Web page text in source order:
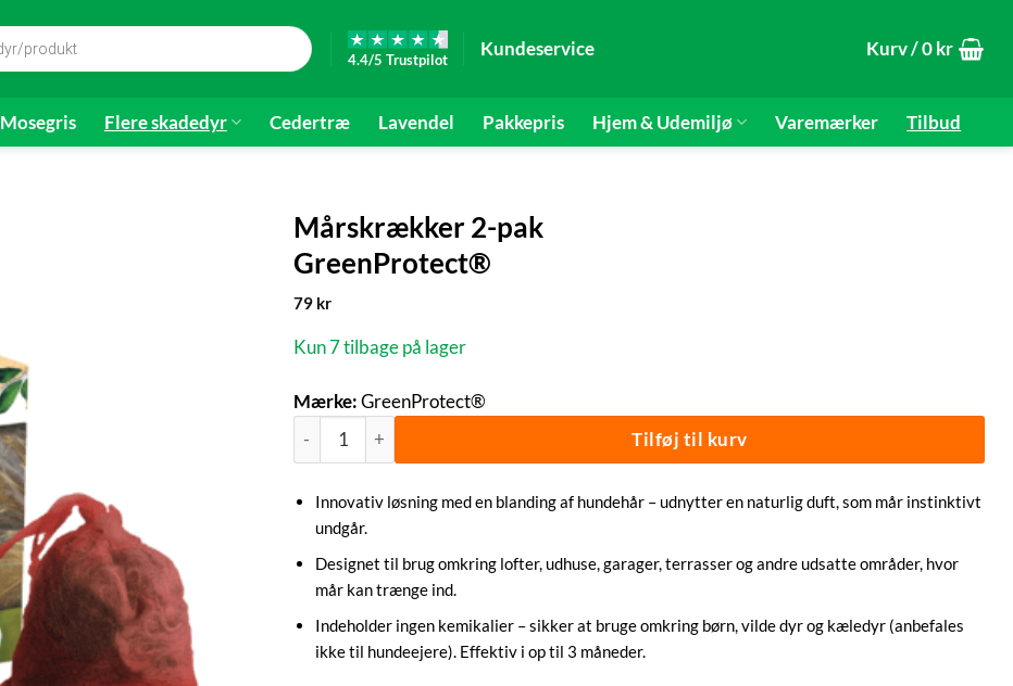
4.4/5 Trustpilot
Kundeservice Kurv /0 kr
Mosegris Flere skadedyr Cedertræ Lavendel Pakkepris Hjem & Udemiljø Varemærker Tilbud
Mårskrækker 2-pak
GreenProtect®
79 kr
Kun 7 tilbage på lager
Mærke:GreenProtect®
Mårskrækker 2-pak | GreenProtect® antal Tilføj til kurv
Innovativ løsning med en blanding af hundehår – udnytter en naturlig duft, som mår instinktivt
undgår.
Designet til brug omkring lofter, udhuse, garager, terrasser og andre udsatte områder, hvor
mår kan trænge ind.
Indeholder ingen kemikalier – sikker at bruge omkring børn, vilde dyr og kæledyr (anbefales
ikke til hundeejere). Effektiv i op til 3 måneder.